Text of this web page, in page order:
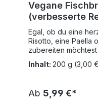
Vegane
(verbesserte
Egal, ob du eine
Risotto, eine Paella
zubereiten
verleiht deinen
begeistert. Ohne
aus sorgfältig
Inhalt: 200 g (3,00
Ab 5,99 €*